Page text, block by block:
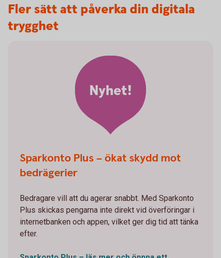
Fler sätt att påverka din digitala
trygghet
Sparkonto Plus – ökat skydd mot
bedrägerier
Bedragare vill att du agerar snabbt. Med Sparkonto
Plus skickas pengarna inte direkt vid överföringar i
internetbanken och appen, vilket ger dig tid att tänka
efter.
Nyhet!